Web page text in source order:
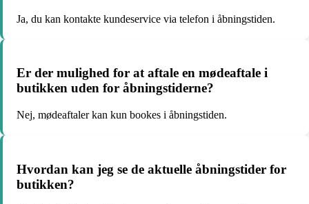
Ja, du kan kontakte kundeservice via telefon i åbningstiden.
Er der mulighed for at aftale en mødeaftale i
butikken uden for åbningstiderne?
Nej, mødeaftaler kan kun bookes i åbningstiden.
Hvordan kan jeg se de aktuelle åbningstider for
butikken?